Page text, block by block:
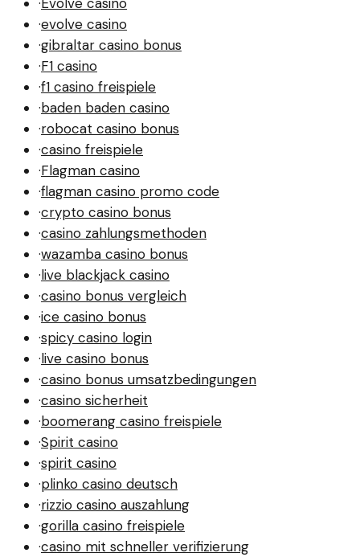
·evolve casino
·gibraltar casino bonus
·F1 casino
·f1 casino freispiele
·baden baden casino
·robocat casino bonus
·casino freispiele
·Flagman casino
·flagman casino promo code
·crypto casino bonus
·casino zahlungsmethoden
·wazamba casino bonus
·live blackjack casino
·casino bonus vergleich
·ice casino bonus
·spicy casino login
·live casino bonus
·casino bonus umsatzbedingungen
·casino sicherheit
·boomerang casino freispiele
·Spirit casino
·spirit casino
·plinko casino deutsch
·rizzio casino auszahlung
·gorilla casino freispiele
·casino mit schneller verifizierung